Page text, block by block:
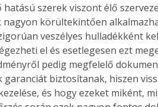
szerek viszont élő
nagyon körültekintően
veszélyes hulladékként
el és esetlegesen ezt
pedig megfelelő
garanciát biztosítanak, hiszen
és hogy ezeket miként,